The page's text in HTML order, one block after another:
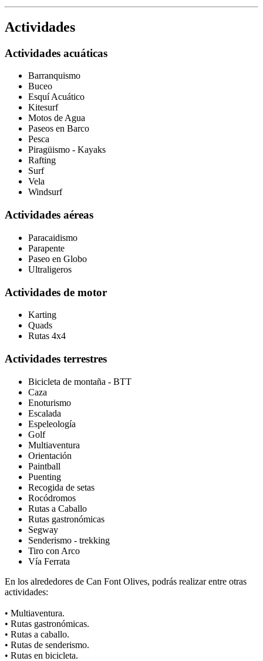
Actividades
Actividades acuáticas
Barranquismo
Buceo
Esquí Acuático
Kitesurf
Motos de Agua
Paseos en Barco
Pesca
Piragüismo - Kayaks
Rafting
Surf
Vela
Windsurf
Actividades aéreas
Paracaidismo
Parapente
Paseo en Globo
Ultraligeros
Actividades de motor
Karting
Quads
Rutas 4x4
Actividades terrestres
Bicicleta de montaña - BTT
Caza
Enoturismo
Escalada
Espeleología
Golf
Multiaventura
Orientación
Paintball
Puenting
Recogida de setas
Rocódromos
Rutas a Caballo
Rutas gastronómicas
Segway
Senderismo - trekking
Tiro con Arco
Vía Ferrata
En los alrededores de Can Font Olives, podrás realizar entre otras
actividades:
• Multiaventura.
• Rutas gastronómicas.
• Rutas a caballo.
• Rutas de senderismo.
• Rutas en bicicleta.